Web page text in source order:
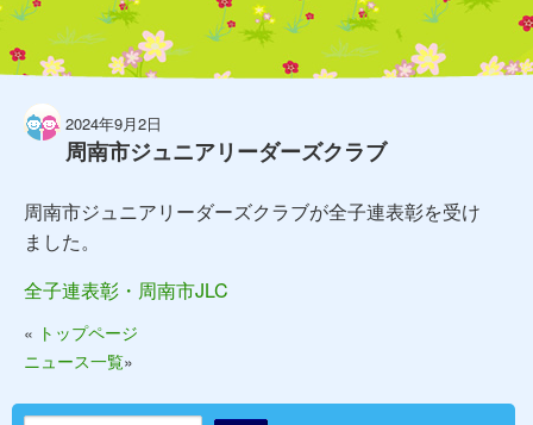
2024年9月2日
周南市ジュニアリーダーズクラブ
周南市ジュニアリーダーズクラブが全子連表彰を受け
ました。
全子連表彰・周南市JLC
« トップページ
ニュース一覧»